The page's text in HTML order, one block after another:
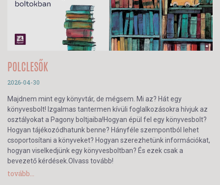
POLCLESŐK
2026-04-30
Majdnem mint egy könyvtár, de mégsem. Mi az? Hát egy
könyvesbolt! Izgalmas tantermen kívüli foglalkozásokra hívjuk az
osztályokat a Pagony boltjaiba!Hogyan épül fel egy könyvesbolt?
Hogyan tájékozódhatunk benne? Hányféle szempontból lehet
csoportosítani a könyveket? Hogyan szerezhetünk információkat,
hogyan viselkedjünk egy könyvesboltban? És ezek csak a
bevezető kérdések.Olvass tovább!
tovább...